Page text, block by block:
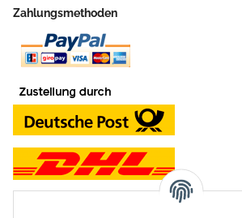
Zahlungsmethoden